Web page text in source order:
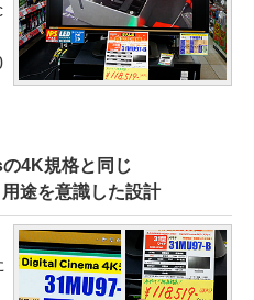
4K規格と同じ
途を意識した設計